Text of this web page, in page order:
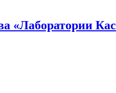
«Лаборатории